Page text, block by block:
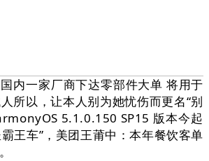
内一家厂商下达零部件大单 将用于
所以，让本人别为她忧伤而更名“别
5.1.0.150 SP15 版本今起
王车”，美团王莆中：本年餐饮客单